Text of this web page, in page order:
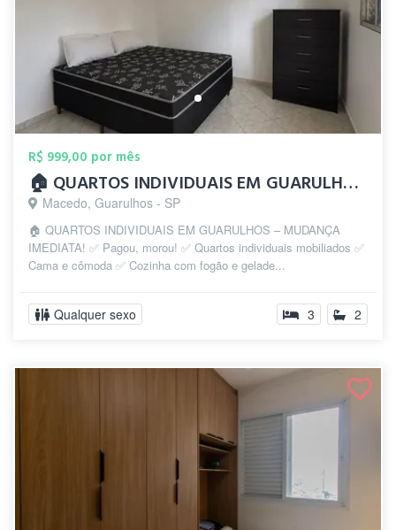
R$ 999,00 por mês
🏠 QUARTOS INDIVIDUAIS EM GUARULHOS – MU...
Macedo, Guarulhos - SP
🏠 QUARTOS INDIVIDUAIS EM GUARULHOS – MUDANÇA
IMEDIATA! ✅ Pagou, morou! ✅ Quartos individuais mobiliados ✅
Cama e cômoda ✅ Cozinha com fogão e gelade...
Qualquer sexo 3 2